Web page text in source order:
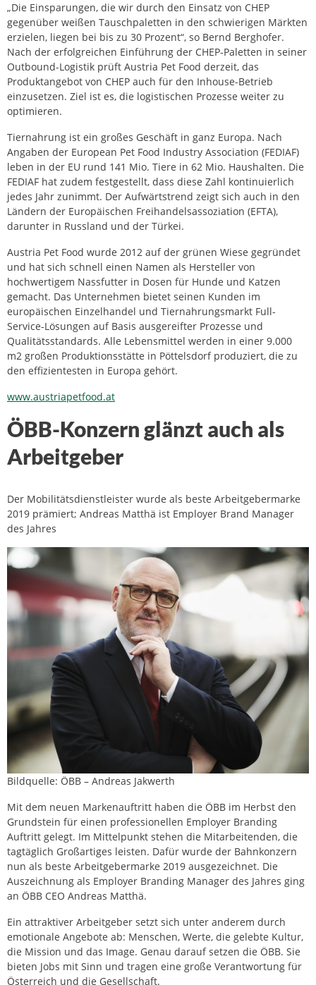
„Die Einsparungen, die wir durch den Einsatz von CHEP
gegenüber weißen Tauschpaletten in den schwierigen Märkten
erzielen, liegen bei bis zu 30 Prozent“, so Bernd Berghofer.
Nach der erfolgreichen Einführung der CHEP-Paletten in seiner
Outbound-Logistik prüft Austria Pet Food derzeit, das
Produktangebot von CHEP auch für den Inhouse-Betrieb
einzusetzen. Ziel ist es, die logistischen Prozesse weiter zu
optimieren.
Tiernahrung ist ein großes Geschäft in ganz Europa. Nach
Angaben der European Pet Food Industry Association (FEDIAF)
leben in der EU rund 141 Mio. Tiere in 62 Mio. Haushalten. Die
FEDIAF hat zudem festgestellt, dass diese Zahl kontinuierlich
jedes Jahr zunimmt. Der Aufwärtstrend zeigt sich auch in den
Ländern der Europäischen Freihandelsassoziation (EFTA),
darunter in Russland und der Türkei.
Austria Pet Food wurde 2012 auf der grünen Wiese gegründet
und hat sich schnell einen Namen als Hersteller von
hochwertigem Nassfutter in Dosen für Hunde und Katzen
gemacht. Das Unternehmen bietet seinen Kunden im
europäischen Einzelhandel und Tiernahrungsmarkt Full-
Service-Lösungen auf Basis ausgereifter Prozesse und
Qualitätsstandards. Alle Lebensmittel werden in einer 9.000
m2 großen Produktionsstätte in Pöttelsdorf produziert, die zu
den effizientesten in Europa gehört.
www.austriapetfood.at
ÖBB-Konzern glänzt auch als
Arbeitgeber
Der Mobilitätsdienstleister wurde als beste Arbeitgebermarke
2019 prämiert; Andreas Matthä ist Employer Brand Manager
des Jahres
Bildquelle: ÖBB – Andreas Jakwerth
Mit dem neuen Markenauftritt haben die ÖBB im Herbst den
Grundstein für einen professionellen Employer Branding
Auftritt gelegt. Im Mittelpunkt stehen die Mitarbeitenden, die
tagtäglich Großartiges leisten. Dafür wurde der Bahnkonzern
nun als beste Arbeitgebermarke 2019 ausgezeichnet. Die
Auszeichnung als Employer Branding Manager des Jahres ging
an ÖBB CEO Andreas Matthä.
Ein attraktiver Arbeitgeber setzt sich unter anderem durch
emotionale Angebote ab: Menschen, Werte, die gelebte Kultur,
die Mission und das Image. Genau darauf setzen die ÖBB. Sie
bieten Jobs mit Sinn und tragen eine große Verantwortung für
Österreich und die Gesellschaft.